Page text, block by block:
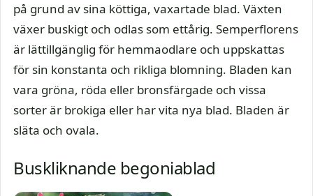
på grund av sina köttiga, vaxartade blad. Växten
växer buskigt och odlas som ettårig. Semperflorens
är lättillgänglig för hemmaodlare och uppskattas
för sin konstanta och rikliga blomning. Bladen kan
vara gröna, röda eller bronsfärgade och vissa
sorter är brokiga eller har vita nya blad. Bladen är
släta och ovala.
Buskliknande begoniablad